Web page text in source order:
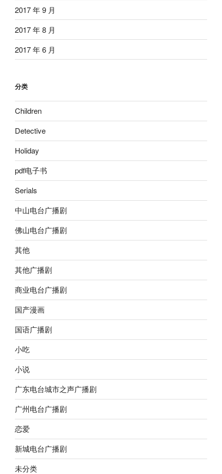
2017 年 9 月
2017 年 8 月
2017 年 6 月
分类
Children
Detective
Holiday
pdf电子书
Serials
中山电台广播剧
佛山电台广播剧
其他
其他广播剧
商业电台广播剧
国产漫画
国语广播剧
小吃
小说
广东电台城市之声广播剧
广州电台广播剧
恋爱
新城电台广播剧
未分类